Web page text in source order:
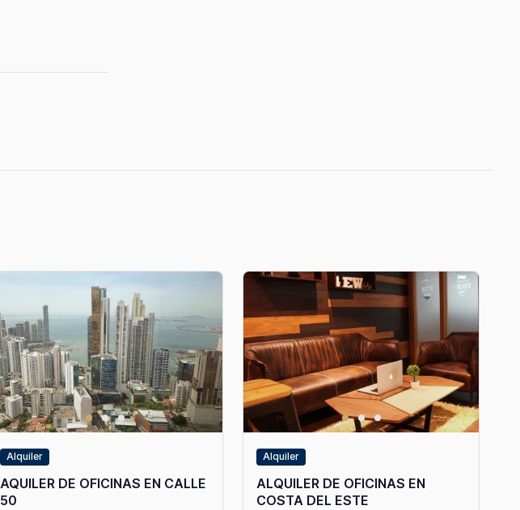
Alquiler
AQUILER DE OFICINAS EN CALLE
50
Alquiler
ALQUILER DE OFICINAS EN
COSTA DEL ESTE